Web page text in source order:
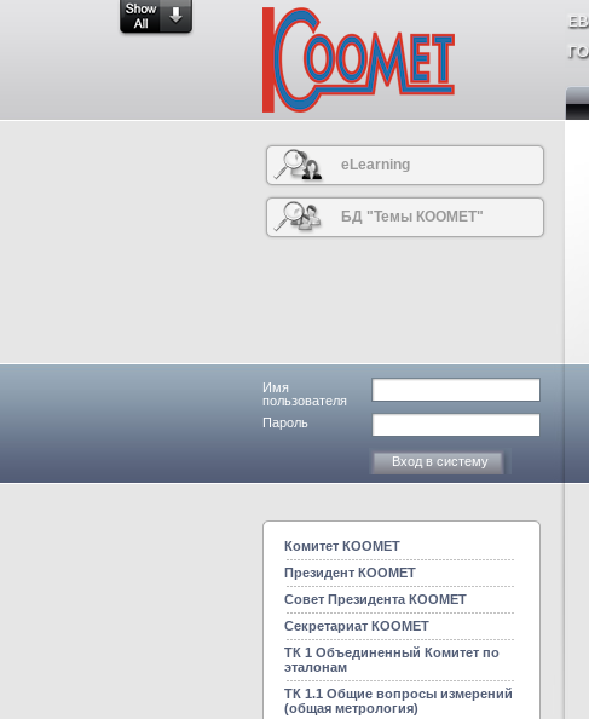
eLearning
БД "Темы КООМЕТ"
Имя
пользователя
Пароль
Комитет КООМЕТ
Президент КООМЕТ
Совет Президента КООМЕТ
Секретариат КООМЕТ
ТК 1 Объединенный Комитет по
эталонам
ТК 1.1 Общие вопросы измерений
(общая метрология)